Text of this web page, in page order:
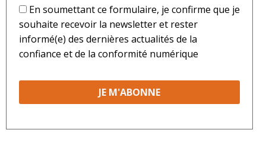
* En soumettant ce formulaire, je confirme que je
souhaite recevoir la newsletter et rester
informé(e) des dernières actualités de la
confiance et de la conformité numérique